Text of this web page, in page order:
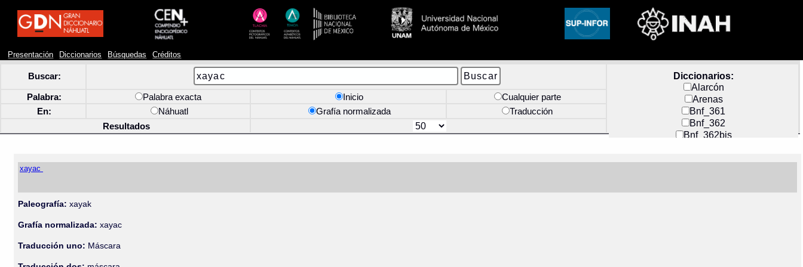
Presentación Diccionarios Búsquedas Créditos
Buscar:
Diccionarios:
Alarcón
Arenas
Bnf_361
Bnf_362
Bnf_362bis
Docs_México
Palabra: Palabra exacta Inicio
Cualquier parte
En:
Náhuatl Grafía normalizada
Traducción
Resultados
xayac
Paleografía: xayak
Grafía normalizada: xayac
Traducción uno: Máscara